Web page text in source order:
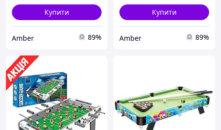
Купити
Amber 89%
Купити
Amber 89%